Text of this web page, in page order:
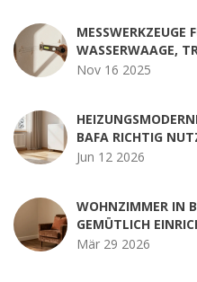
MESSWERKZEUGE
WASSERWAAGE,
UND MASSBAND IM
Nov 16 2025
BAFA RICHTIG
Jun 12 2026
WOHNZIMMER IN
GEMÜTLICH
Mär 29 2026